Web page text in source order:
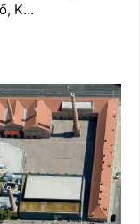
K…